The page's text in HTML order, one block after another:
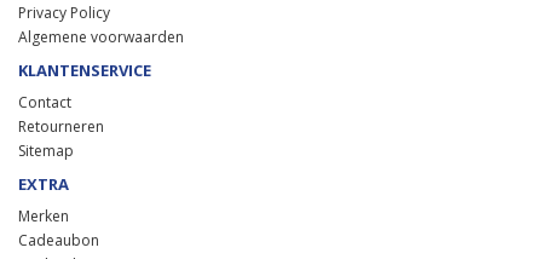
Privacy Policy
Algemene voorwaarden
KLANTENSERVICE
Contact
Retourneren
Sitemap
EXTRA
Merken
Cadeaubon